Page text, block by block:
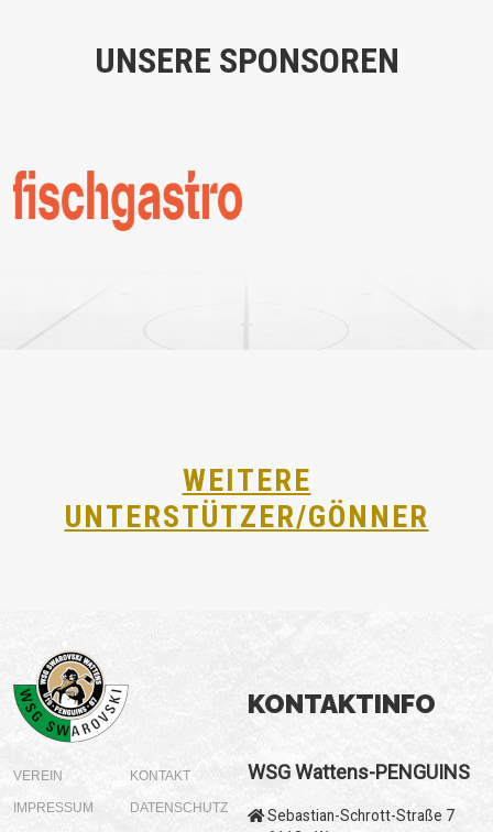
UNSERE SPONSOREN
WEITERE
UNTERSTÜTZER/GÖNNER
VEREIN KONTAKT
IMPRESSUM DATENSCHUTZ
KONTAKTINFO
WSG Wattens-PENGUINS
Sebastian-Schrott-Straße 7